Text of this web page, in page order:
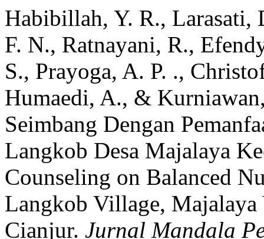
Habibillah, Y. R., Larasati,
F. N., Ratnayani, R.,
S., Prayoga, A. P. .,
Humaedi, A., &
Seimbang Dengan
Langkob Desa Majalaya
Counseling on Balanced
Langkob Village,
Cianjur. Jurnal Mandala